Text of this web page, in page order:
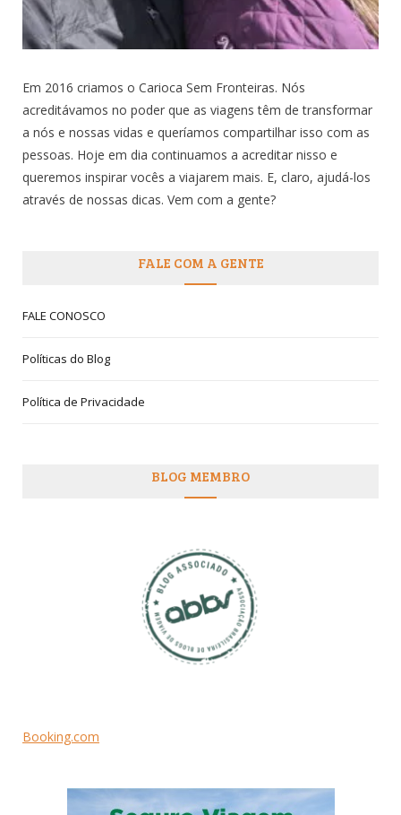
Em 2016 criamos o Carioca Sem Fronteiras. Nós
acreditávamos no poder que as viagens têm de transformar
a nós e nossas vidas e queríamos compartilhar isso com as
pessoas. Hoje em dia continuamos a acreditar nisso e
queremos inspirar vocês a viajarem mais. E, claro, ajudá-los
através de nossas dicas. Vem com a gente?
FALE COM A GENTE
FALE CONOSCO
Políticas do Blog
Política de Privacidade
BLOG MEMBRO
Booking.com